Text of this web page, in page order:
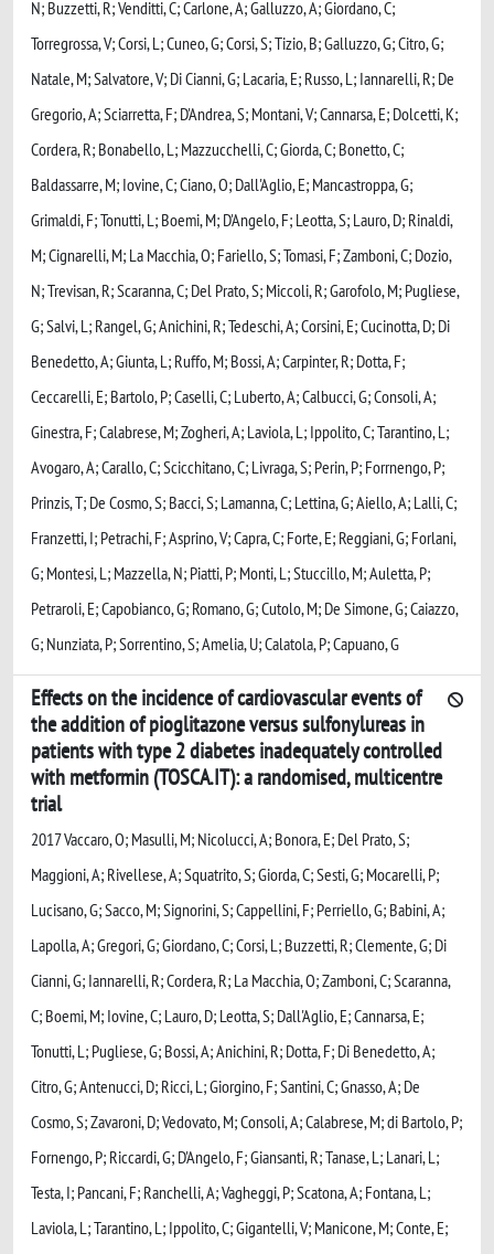
N; Buzzetti, R; Venditti, C; Carlone, A; Galluzzo, A; Giordano, C;
Torregrossa, V; Corsi, L; Cuneo, G; Corsi, S; Tizio, B; Galluzzo, G; Citro, G;
Natale, M; Salvatore, V; Di Cianni, G; Lacaria, E; Russo, L; Iannarelli, R; De
Gregorio, A; Sciarretta, F; D'Andrea, S; Montani, V; Cannarsa, E; Dolcetti, K;
Cordera, R; Bonabello, L; Mazzucchelli, C; Giorda, C; Bonetto, C;
Baldassarre, M; Iovine, C; Ciano, O; Dall'Aglio, E; Mancastroppa, G;
Grimaldi, F; Tonutti, L; Boemi, M; D'Angelo, F; Leotta, S; Lauro, D; Rinaldi,
M; Cignarelli, M; La Macchia, O; Fariello, S; Tomasi, F; Zamboni, C; Dozio,
N; Trevisan, R; Scaranna, C; Del Prato, S; Miccoli, R; Garofolo, M; Pugliese,
G; Salvi, L; Rangel, G; Anichini, R; Tedeschi, A; Corsini, E; Cucinotta, D; Di
Benedetto, A; Giunta, L; Ruffo, M; Bossi, A; Carpinter, R; Dotta, F;
Ceccarelli, E; Bartolo, P; Caselli, C; Luberto, A; Calbucci, G; Consoli, A;
Ginestra, F; Calabrese, M; Zogheri, A; Laviola, L; Ippolito, C; Tarantino, L;
Avogaro, A; Carallo, C; Scicchitano, C; Livraga, S; Perin, P; Forrnengo, P;
Prinzis, T; De Cosmo, S; Bacci, S; Lamanna, C; Lettina, G; Aiello, A; Lalli, C;
Franzetti, I; Petrachi, F; Asprino, V; Capra, C; Forte, E; Reggiani, G; Forlani,
G; Montesi, L; Mazzella, N; Piatti, P; Monti, L; Stuccillo, M; Auletta, P;
Petraroli, E; Capobianco, G; Romano, G; Cutolo, M; De Simone, G; Caiazzo,
G; Nunziata, P; Sorrentino, S; Amelia, U; Calatola, P; Capuano, G
Effects on the incidence of cardiovascular events of
the addition of pioglitazone versus sulfonylureas in
patients with type 2 diabetes inadequately controlled
with metformin (TOSCA.IT): a randomised, multicentre
trial
2017 Vaccaro, O; Masulli, M; Nicolucci, A; Bonora, E; Del Prato, S;
Maggioni, A; Rivellese, A; Squatrito, S; Giorda, C; Sesti, G; Mocarelli, P;
Lucisano, G; Sacco, M; Signorini, S; Cappellini, F; Perriello, G; Babini, A;
Lapolla, A; Gregori, G; Giordano, C; Corsi, L; Buzzetti, R; Clemente, G; Di
Cianni, G; Iannarelli, R; Cordera, R; La Macchia, O; Zamboni, C; Scaranna,
C; Boemi, M; Iovine, C; Lauro, D; Leotta, S; Dall'Aglio, E; Cannarsa, E;
Tonutti, L; Pugliese, G; Bossi, A; Anichini, R; Dotta, F; Di Benedetto, A;
Citro, G; Antenucci, D; Ricci, L; Giorgino, F; Santini, C; Gnasso, A; De
Cosmo, S; Zavaroni, D; Vedovato, M; Consoli, A; Calabrese, M; di Bartolo, P;
Fornengo, P; Riccardi, G; D'Angelo, F; Giansanti, R; Tanase, L; Lanari, L;
Testa, I; Pancani, F; Ranchelli, A; Vagheggi, P; Scatona, A; Fontana, L;
Laviola, L; Tarantino, L; Ippolito, C; Gigantelli, V; Manicone, M; Conte, E;